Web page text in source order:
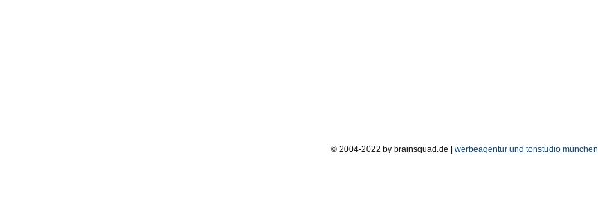
© 2004-2022 by brainsquad.de | werbeagentur und tonstudio münchen